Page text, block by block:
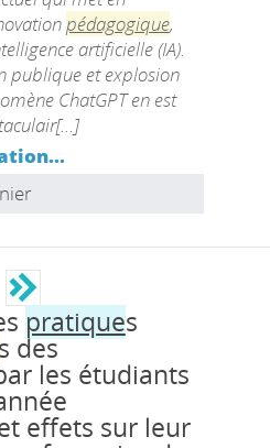
pédagogique,
artificielle (IA).
publique et explosion
ChatGPT en est
pratiques
s des
les étudiants
effets sur leur